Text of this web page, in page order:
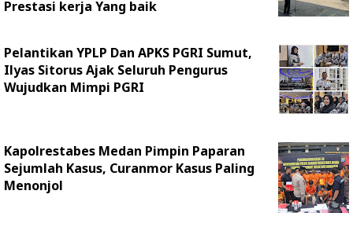
Prestasi kerja Yang baik
Pelantikan YPLP Dan APKS PGRI Sumut,
Ilyas Sitorus Ajak Seluruh Pengurus
Wujudkan Mimpi PGRI
Kapolrestabes Medan Pimpin Paparan
Sejumlah Kasus, Curanmor Kasus Paling
Menonjol